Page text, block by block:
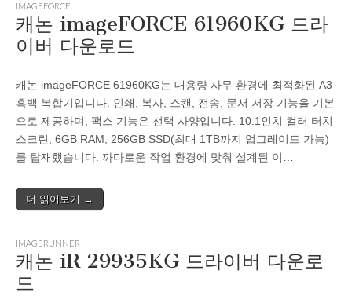
IMAGEFORCE
캐논 imageFORCE 61960KG 드라
이버 다운로드
캐논 imageFORCE 61960KG는 대용량 사무 환경에 최적화된 A3
흑백 복합기입니다. 인쇄, 복사, 스캔, 전송, 문서 저장 기능을 기본
으로 제공하며, 팩스 기능은 선택 사양입니다. 10.1인치 컬러 터치
스크린, 6GB RAM, 256GB SSD(최대 1TB까지 업그레이드 가능)
를 탑재했습니다. 까다로운 작업 환경에 맞춰 설계된 이…
더 읽어보기 →
IMAGERUNNER
캐논 iR 29935KG 드라이버 다운로
드